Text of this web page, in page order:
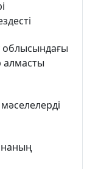
облысындағы
алмасты